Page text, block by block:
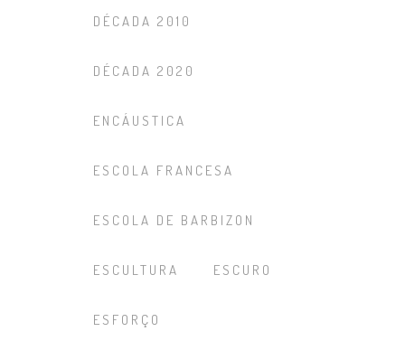
DÉCADA 2010
DÉCADA 2020
ENCÁUSTICA
ESCOLA FRANCESA
ESCOLA DE BARBIZON
ESCULTURA ESCURO
ESFORÇO